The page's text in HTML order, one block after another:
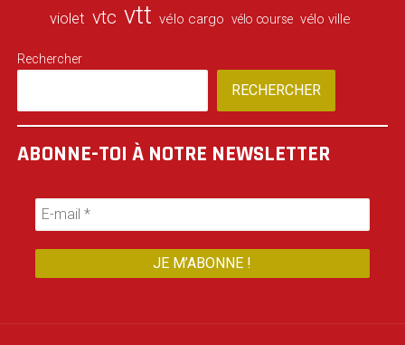
violet vtc vtt vélo cargo vélo course vélo ville
Rechercher
RECHERCHER
ABONNE-TOI À NOTRE NEWSLETTER